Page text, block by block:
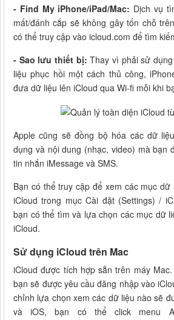
- Find My iPhone/iPad/Mac: Dịch vụ
mất/đánh cắp sẽ không gây tốn chỗ
có thể truy cập vào icloud.com để tìm
- Sao lưu thiết bị: Thay vì phải sử
liệu phục hồi một cách thủ công,
đưa dữ liệu lên iCloud qua Wi-fi mỗi khi
Apple cũng sẽ đồng bộ hóa các dữ
dụng và nội dung (nhạc, video) mà bạn
tin nhắn iMessage và SMS.
Bạn có thể truy cập để xem các mục
iCloud trong mục Cài đặt (Settings) /
bạn có thể tìm và lựa chọn các mục dữ
iCloud.
Sử dụng iCloud trên Mac
iCloud được tích hợp sẵn trên máy
bạn sẽ được yêu cầu đăng nhập vào
chỉnh lựa chọn xem các dữ liệu nào sẽ
và iOS, bạn có thể click menu